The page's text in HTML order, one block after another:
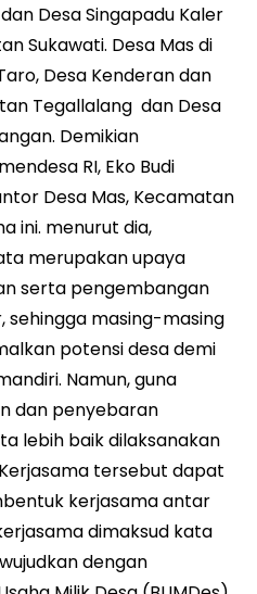
Desa Singapadu Kaler
Sukawati. Desa Mas di
Desa Kenderan dan
Tegallalang dan Desa
Demikian
RI, Eko Budi
Desa Mas, Kecamatan
ini. menurut dia,
merupakan upaya
serta pengembangan
sehingga masing-masing
potensi desa demi
Namun, guna
dan penyebaran
lebih baik dilaksanakan
tersebut dapat
kerjasama antar
dimaksud kata
dengan